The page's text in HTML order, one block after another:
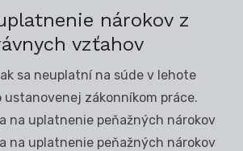
nárokov z
vzťahov
sa neuplatní na súde v lehote
ustanovenej zákonníkom práce.
na uplatnenie peňažných nárokov
na uplatnenie peňažných nárokov